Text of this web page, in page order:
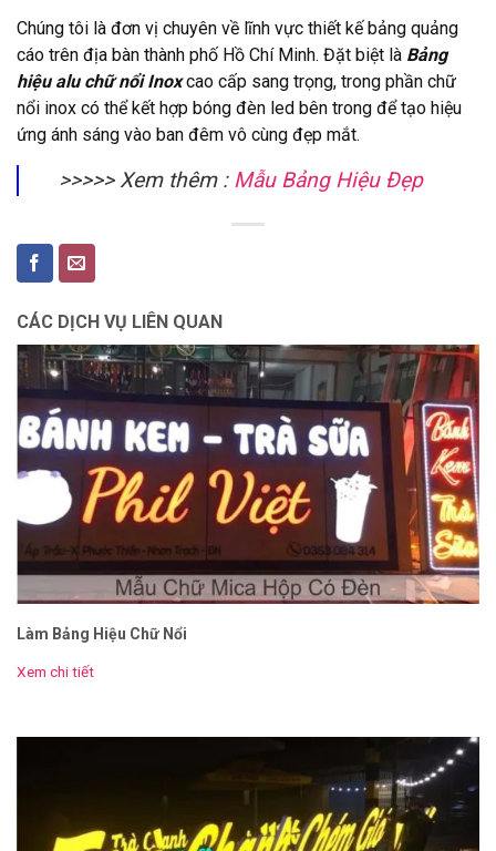
Chúng tôi là đơn vị chuyên về lĩnh vực thiết kế bảng quảng
cáo trên địa bàn thành phố Hồ Chí Minh. Đặt biệt là Bảng
hiệu alu chữ nổi Inoxcao cấp sang trọng, trong phần chữ
nổi inox có thể kết hợp bóng đèn led bên trong để tạo hiệu
ứng ánh sáng vào ban đêm vô cùng đẹp mắt.
>>>>> Xem thêm : Mẫu Bảng Hiệu Đẹp
CÁC DỊCH VỤ LIÊN QUAN
Làm Bảng Hiệu Chữ Nổi
Xem chi tiết